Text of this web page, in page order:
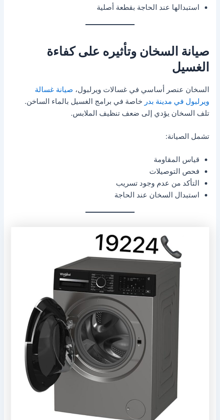
استبدالها عند الحاجة بقطعة أصلية
صيانة السخان وتأثيره على كفاءة
الغسيل
السخان عنصر أساسي في غسالات ويرلبول، صيانة غسالة
ويرلبول في مدينة بدر خاصة في برامج الغسيل بالماء الساخن.
تلف السخان يؤدي إلى ضعف تنظيف الملابس.
تشمل الصيانة:
قياس المقاومة
فحص التوصيلات
التأكد من عدم وجود تسريب
استبدال السخان عند الحاجة